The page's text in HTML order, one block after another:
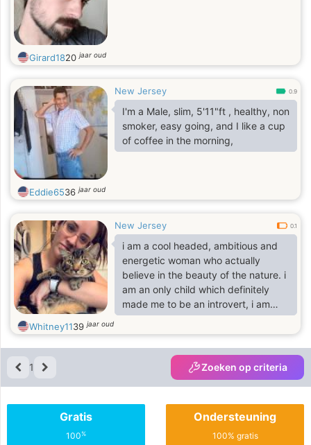
Girard1820jaar oud
New Jersey 0.9
I'm a Male, slim, 5'11"ft , healthy, non
smoker, easy going, and I like a cup
of coffee in the morning,
Eddie6536jaar oud
New Jersey 0.1
i am a cool headed, ambitious and
energetic woman who actually
believe in the beauty of the nature. i
am an only child which definitely
made me to be an introvert, i am
open to meeting new people but it
takes time to really got my trust. i
could go on and on but i will stop
Whitney1139jaar oud
1 Zoeken op criteria
Gratis
100%
Ondersteuning
100% gratis